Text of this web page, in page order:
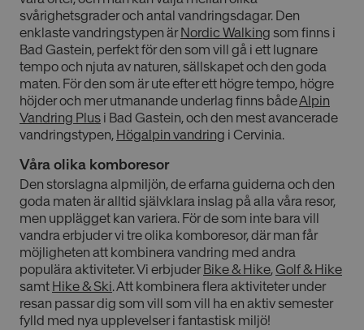
svårighetsgrader och antal vandringsdagar. Den
enklaste vandringstypen ärNordic Walking som finns i
Bad Gastein, perfekt för den som vill gå i ett lugnare
tempo och njuta av naturen, sällskapet och den goda
maten. För den som är ute efter ett högre tempo, högre
höjder och mer utmanande underlag finns bådeAlpin
Vandring Plus i Bad Gastein, och den mest avancerade
vandringstypen, Högalpin vandring i Cervinia.
Våra olika komboresor
Den storslagna alpmiljön, de erfarna guiderna och den
goda maten är alltid självklara inslag på alla våra resor,
men upplägget kan variera. För de som inte bara vill
vandra erbjuder vi tre olika komboresor, där man får
möjligheten att kombinera vandring med andra
populära aktiviteter. Vi erbjuderBike & Hike,Golf & Hike
samt Hike & Ski. Att kombinera flera aktiviteter under
resan passar dig som vill som vill ha en aktiv semester
fylld med nya upplevelser i fantastisk miljö!